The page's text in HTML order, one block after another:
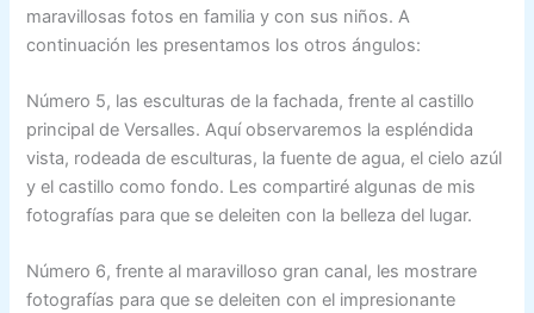
maravillosas fotos en familia y con sus niños. A
continuación les presentamos los otros ángulos:
Número 5, las esculturas de la fachada, frente al castillo
principal de Versalles. Aquí observaremos la espléndida
vista, rodeada de esculturas, la fuente de agua, el cielo azúl
y el castillo como fondo. Les compartiré algunas de mis
fotografías para que se deleiten con la belleza del lugar.
Número 6, frente al maravilloso gran canal, les mostrare
fotografías para que se deleiten con el impresionante